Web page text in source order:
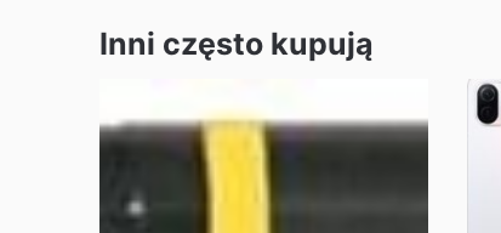
Inni często kupują